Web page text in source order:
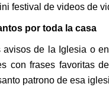
festival de videos de
por toda la casa
avisos de la Iglesia o
con frases favoritas
patrono de esa